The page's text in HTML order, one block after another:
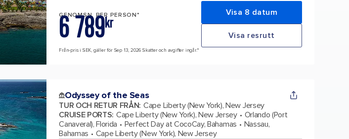
GENOMSN. PER PERSON*
kr
6 789 Visa 8 datum
Visa resrutt
Från-pris i SEK, gäller för Sep 13, 2026 Skatter och avgifter ingår.*
Odyssey of the Seas
TUR OCH RETUR FRÅN: Cape Liberty (New York), New Jersey
CRUISE PORTS: Cape Liberty (New York), New Jersey
Orlando (Port
Canaveral), Florida
Perfect Day at CocoCay, Bahamas
Nassau,
Bahamas
Cape Liberty (New York), New Jersey